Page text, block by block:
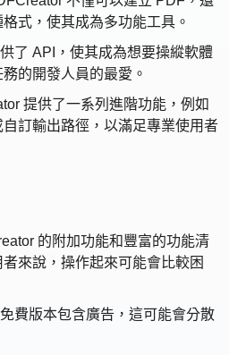
式，使其成為多功能工具。
了 API，使其成為想要操縱軟體
的開發人員的最愛。
提供了一系列進階功能，例如
訂輸出路徑，以滿足專業使用者
的附加功能和豐富的功能清
來說，操作起來可能會比較困
費版本包含廣告，這可能會分散